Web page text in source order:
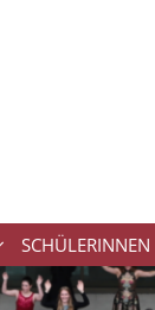
SCHÜLERINNEN